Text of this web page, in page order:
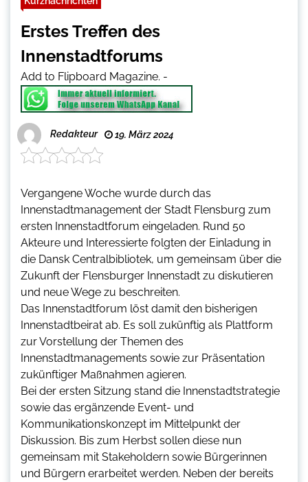
Erstes Treffen des
Innenstadtforums
Add to Flipboard Magazine. -
Redakteur 19. März 2024
Vergangene Woche wurde durch das
Innenstadtmanagement der Stadt Flensburg zum
ersten Innenstadtforum eingeladen. Rund 50
Akteure und Interessierte folgten der Einladung in
die Dansk Centralbibliotek, um gemeinsam über die
Zukunft der Flensburger Innenstadt zu diskutieren
und neue Wege zu beschreiten.
Das Innenstadtforum löst damit den bisherigen
Innenstadtbeirat ab. Es soll zukünftig als Plattform
zur Vorstellung der Themen des
Innenstadtmanagements sowie zur Präsentation
zukünftiger Maßnahmen agieren.
Bei der ersten Sitzung stand die Innenstadtstrategie
sowie das ergänzende Event- und
Kommunikationskonzept im Mittelpunkt der
Diskussion. Bis zum Herbst sollen diese nun
gemeinsam mit Stakeholdern sowie Bürgerinnen
und Bürgern erarbeitet werden. Neben der bereits